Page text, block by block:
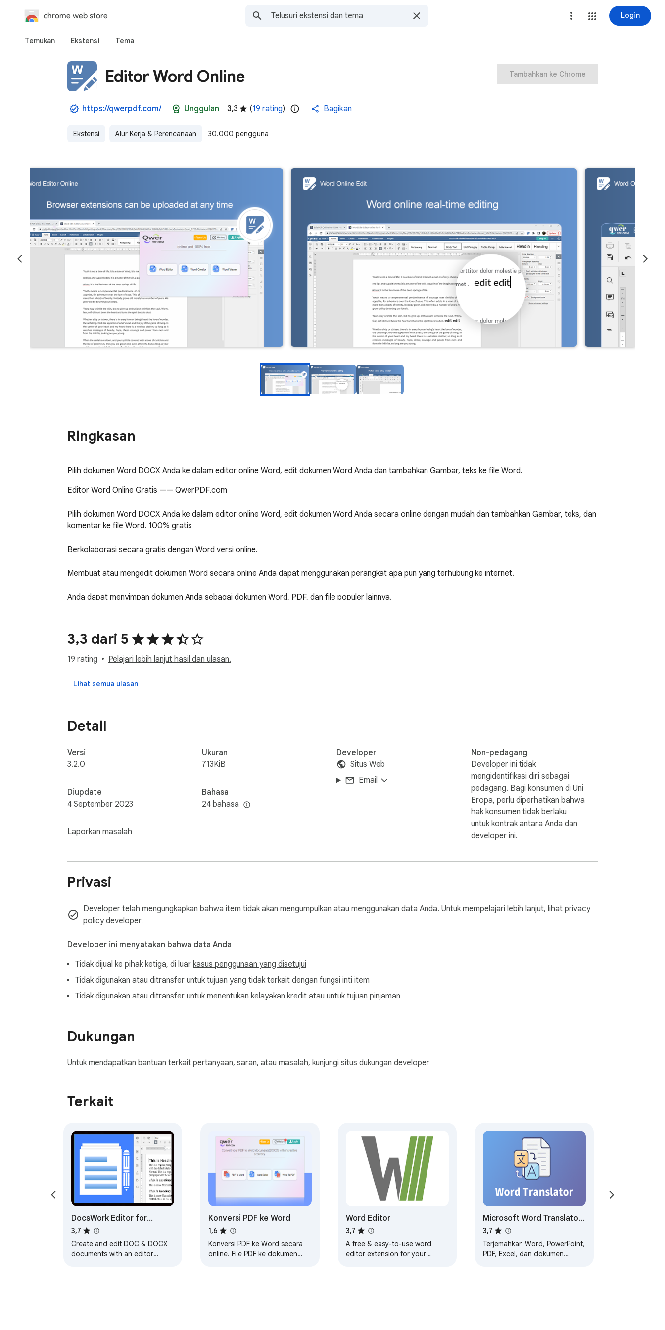
chrome web store Login
Temukan Ekstensi Tema
Editor Word Online
https://qwerpdf.com/ Unggulan 3,3 (19 rating) Bagikan
Ekstensi Alur Kerja & Perencanaan 30.000 pengguna
Tambahkan ke Chrome
Ringkasan
Pilih dokumen Word DOCX Anda ke dalam editor online Word, edit dokumen Word Anda dan tambahkan Gambar, teks ke file Word.
Editor Word Online Gratis —— QwerPDF.com
Pilih dokumen Word DOCX Anda ke dalam editor online Word, edit dokumen Word Anda secara online dengan mudah dan tambahkan Gambar, teks, dan
komentar ke file Word. 100% gratis
Berkolaborasi secara gratis dengan Word versi online.
Membuat atau mengedit dokumen Word secara online Anda dapat menggunakan perangkat apa pun yang terhubung ke internet.
Anda dapat menyimpan dokumen Anda sebagai dokumen Word, PDF, dan file populer lainnya.
Buka dan edit dokumen Word Anda tanpa menginstal perangkat lunak apa pun.
3,3 dari 5
19 rating Pelajari lebih lanjut hasil dan ulasan.
Lihat semua ulasan
Detail
Versi
3.2.0
Diupdate
4 September 2023
Laporkan masalah
Ukuran
713KiB
Bahasa
24 bahasa
Developer
Situs Web
Email
Non-pedagang
Developer ini tidak
mengidentifikasi diri sebagai
pedagang. Bagi konsumen di Uni
Eropa, perlu diperhatikan bahwa
hak konsumen tidak berlaku
untuk kontrak antara Anda dan
developer ini.
Privasi
Developer telah mengungkapkan bahwa item tidak akan mengumpulkan atau menggunakan data Anda. Untuk mempelajari lebih lanjut, lihat privacy
policydeveloper.
Developer ini menyatakan bahwa data Anda
Tidak dijual ke pihak ketiga, di luar kasus penggunaan yang disetujui
Tidak digunakan atau ditransfer untuk tujuan yang tidak terkait dengan fungsi inti item
Tidak digunakan atau ditransfer untuk menentukan kelayakan kredit atau untuk tujuan pinjaman
Dukungan
Untuk mendapatkan bantuan terkait pertanyaan, saran, atau masalah, kunjungi situs dukungan developer
Terkait
DocsWork Editor for
documents DOC & DOCX
3,7
Create and edit DOC & DOCX
documents with an editor
Konversi PDF ke Word
1,6
Konversi PDF ke Word secara
online. File PDF ke dokumen
Word Editor
3,7
A free & easy-to-use word
editor extension for your
Microsoft Word Translator
- Terjemahkan Word secara
online
3,7
Terjemahkan Word, PowerPoint,
PDF, Excel, dan dokumen